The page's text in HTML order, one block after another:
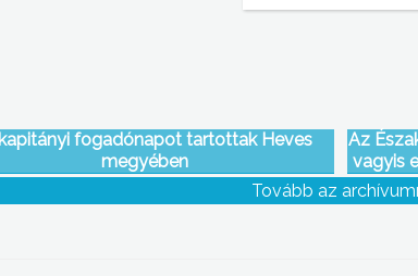
fogadónapot tartottak Heves
megyében
Az
vagyis
Tovább az